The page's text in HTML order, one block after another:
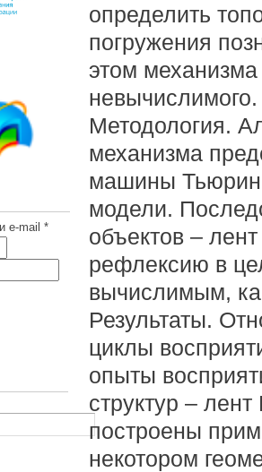
e-mail *
определить
погружения
этом
невычислимого.
Методология.
механизма
машины
модели.
объектов –
рефлексию в
вычислимым,
Результаты.
циклы
опыты
структур –
построены
некотором